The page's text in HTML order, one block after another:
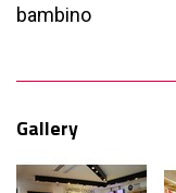
bambino
Gallery